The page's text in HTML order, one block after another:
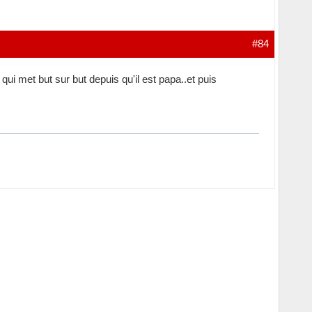
#84
met but sur but depuis qu'il est papa..et puis